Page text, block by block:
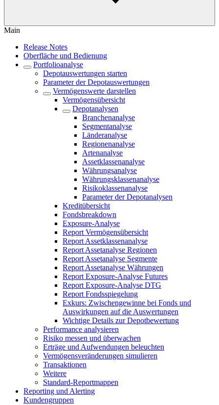
Main
Release Notes
Oberfläche und Bedienung
Portfolioanalyse
Depotauswertungen starten
Parameter der Depotauswertungen
Vermögenswerte darstellen
Vermögensübersicht
Depotanalysen
Branchenanalyse
Segmentanalyse
Länderanalyse
Regionenanalyse
Artenanalyse
Assetklassenanalyse
Währungsanalyse
Währungsklassenanalyse
Risikoklassenanalyse
Parameter der Depotanalysen
Kreditübersicht
Fondsbreakdown
Exposure-Analyse
Report Vermögensübersicht
Report Assetklassenanalyse
Report Assetanalyse Regionen
Report Assetanalyse Segmente
Report Assetanalyse Währungen
Report Exposure-Analyse Futures
Report Exposure-Analyse DTG
Report Fondsspiegelung
Exkurs: Zwischengewinne bei Fonds und
Auswirkungen auf die Auswertungen
Wichtige Details zur Depotbewertung
Performance analysieren
Risiko messen und überwachen
Erträge und Aufwendungen beleuchten
Vermögensveränderungen simulieren
Transaktionen
Weitere
Standard-Reportmappen
Reporting und Alerting
Kundengruppen